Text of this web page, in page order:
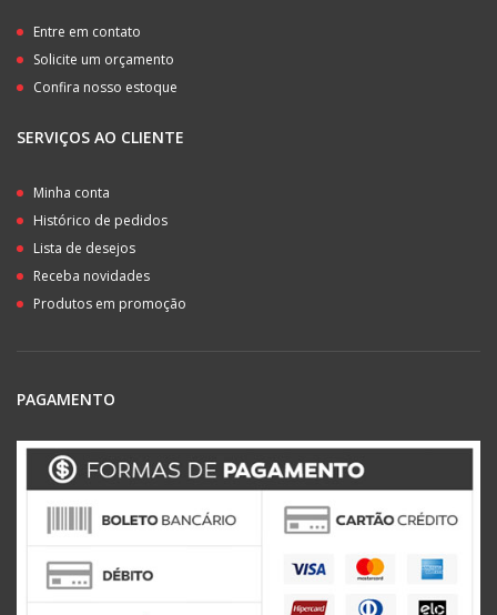
Entre em contato
Solicite um orçamento
Confira nosso estoque
SERVIÇOS AO CLIENTE
Minha conta
Histórico de pedidos
Lista de desejos
Receba novidades
Produtos em promoção
PAGAMENTO